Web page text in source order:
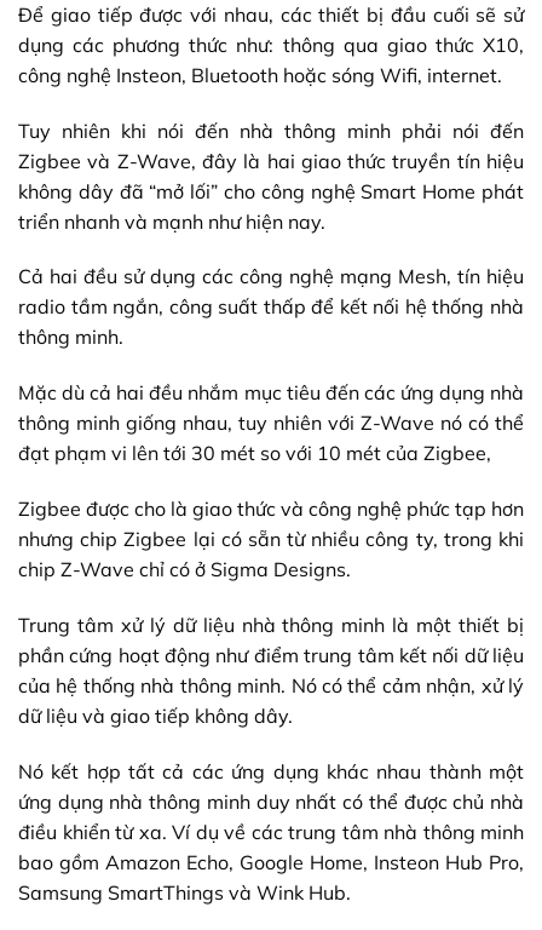
Để giao tiếp được với nhau, các thiết bị đầu cuối sẽ sử
dụng các phương thức như: thông qua giao thức X10,
công nghệ Insteon, Bluetooth hoặc sóng Wifi, internet.
Tuy nhiên khi nói đến nhà thông minh phải nói đến
Zigbee và Z-Wave, đây là hai giao thức truyền tín hiệu
không dây đã “mở lối” cho công nghệ Smart Home phát
triển nhanh và mạnh như hiện nay.
Cả hai đều sử dụng các công nghệ mạng Mesh, tín hiệu
radio tầm ngắn, công suất thấp để kết nối hệ thống nhà
thông minh.
Mặc dù cả hai đều nhắm mục tiêu đến các ứng dụng nhà
thông minh giống nhau, tuy nhiên với Z-Wave nó có thể
đạt phạm vi lên tới 30 mét so với 10 mét của Zigbee,
Zigbee được cho là giao thức và công nghệ phức tạp hơn
nhưng chip Zigbee lại có sẵn từ nhiều công ty, trong khi
chip Z-Wave chỉ có ở Sigma Designs.
Trung tâm xử lý dữ liệu nhà thông minh là một thiết bị
phần cứng hoạt động như điểm trung tâm kết nối dữ liệu
của hệ thống nhà thông minh. Nó có thể cảm nhận, xử lý
dữ liệu và giao tiếp không dây.
Nó kết hợp tất cả các ứng dụng khác nhau thành một
ứng dụng nhà thông minh duy nhất có thể được chủ nhà
điều khiển từ xa. Ví dụ về các trung tâm nhà thông minh
bao gồm Amazon Echo, Google Home, Insteon Hub Pro,
Samsung SmartThings và Wink Hub.